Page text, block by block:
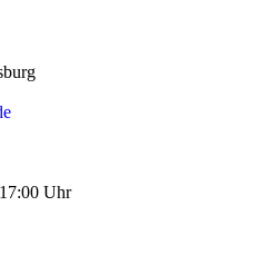
Uhr